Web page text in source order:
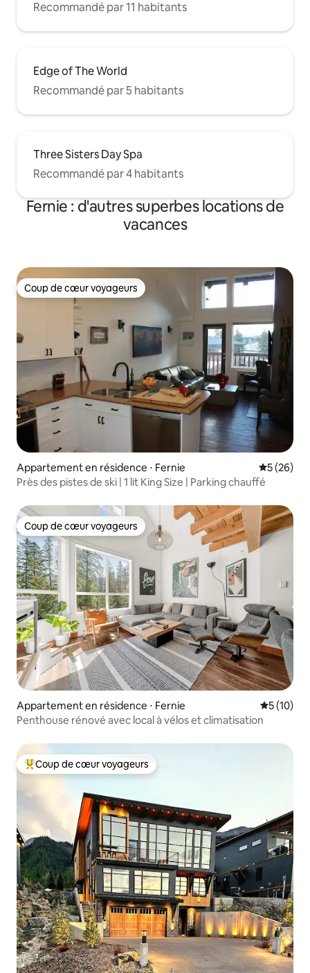
Recommandé par 11 habitants
Edge of The World
Recommandé par 5 habitants
Three Sisters Day Spa
Recommandé par 4 habitants
Fernie : d'autres superbes locations de
vacances
Coup de cœur voyageurs
Coup de cœur voyageurs
Appartement en résidence ⋅ Fernie
5 (26)
Près des pistes de ski | 1 lit King Size | Parking chauffé
Coup de cœur voyageurs
Coup de cœur voyageurs
Appartement en résidence ⋅ Fernie
5 (10)
Penthouse rénové avec local à vélos et climatisation
Coups de cœur voyageurs les plus appréciés
Coup de cœur voyageurs